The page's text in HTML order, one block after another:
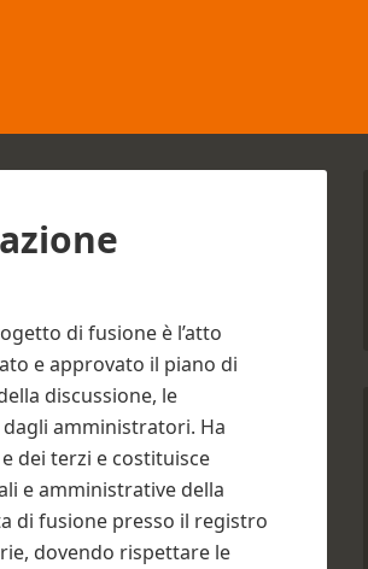
di fusione è l’atto
e approvato il piano di
discussione, le
amministratori. Ha
dei terzi e costituisce
e amministrative della
di fusione presso il registro
dovendo rispettare le